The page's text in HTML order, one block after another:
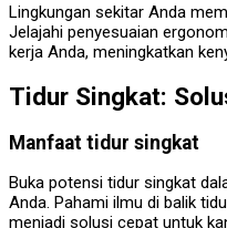
Lingkungan sekitar Anda
Jelajahi penyesuaian
kerja Anda, meningkatkan
Tidur Singkat:
Manfaat tidur singkat
Buka potensi tidur singkat
Anda. Pahami ilmu di balik
menjadi solusi cepat untuk